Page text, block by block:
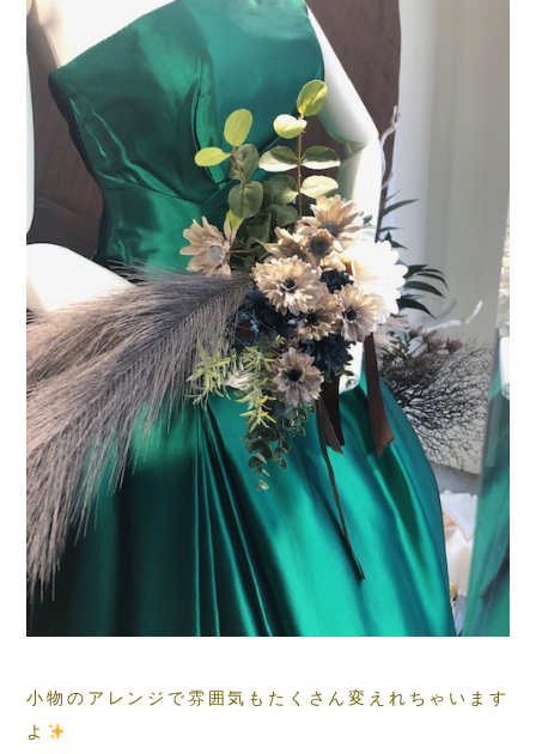
小物のアレンジで雰囲気もたくさん変えれちゃいます
よ